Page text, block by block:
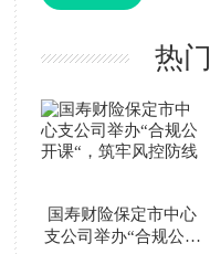
热门
国寿财险保定市中心
支公司举办“合规公开